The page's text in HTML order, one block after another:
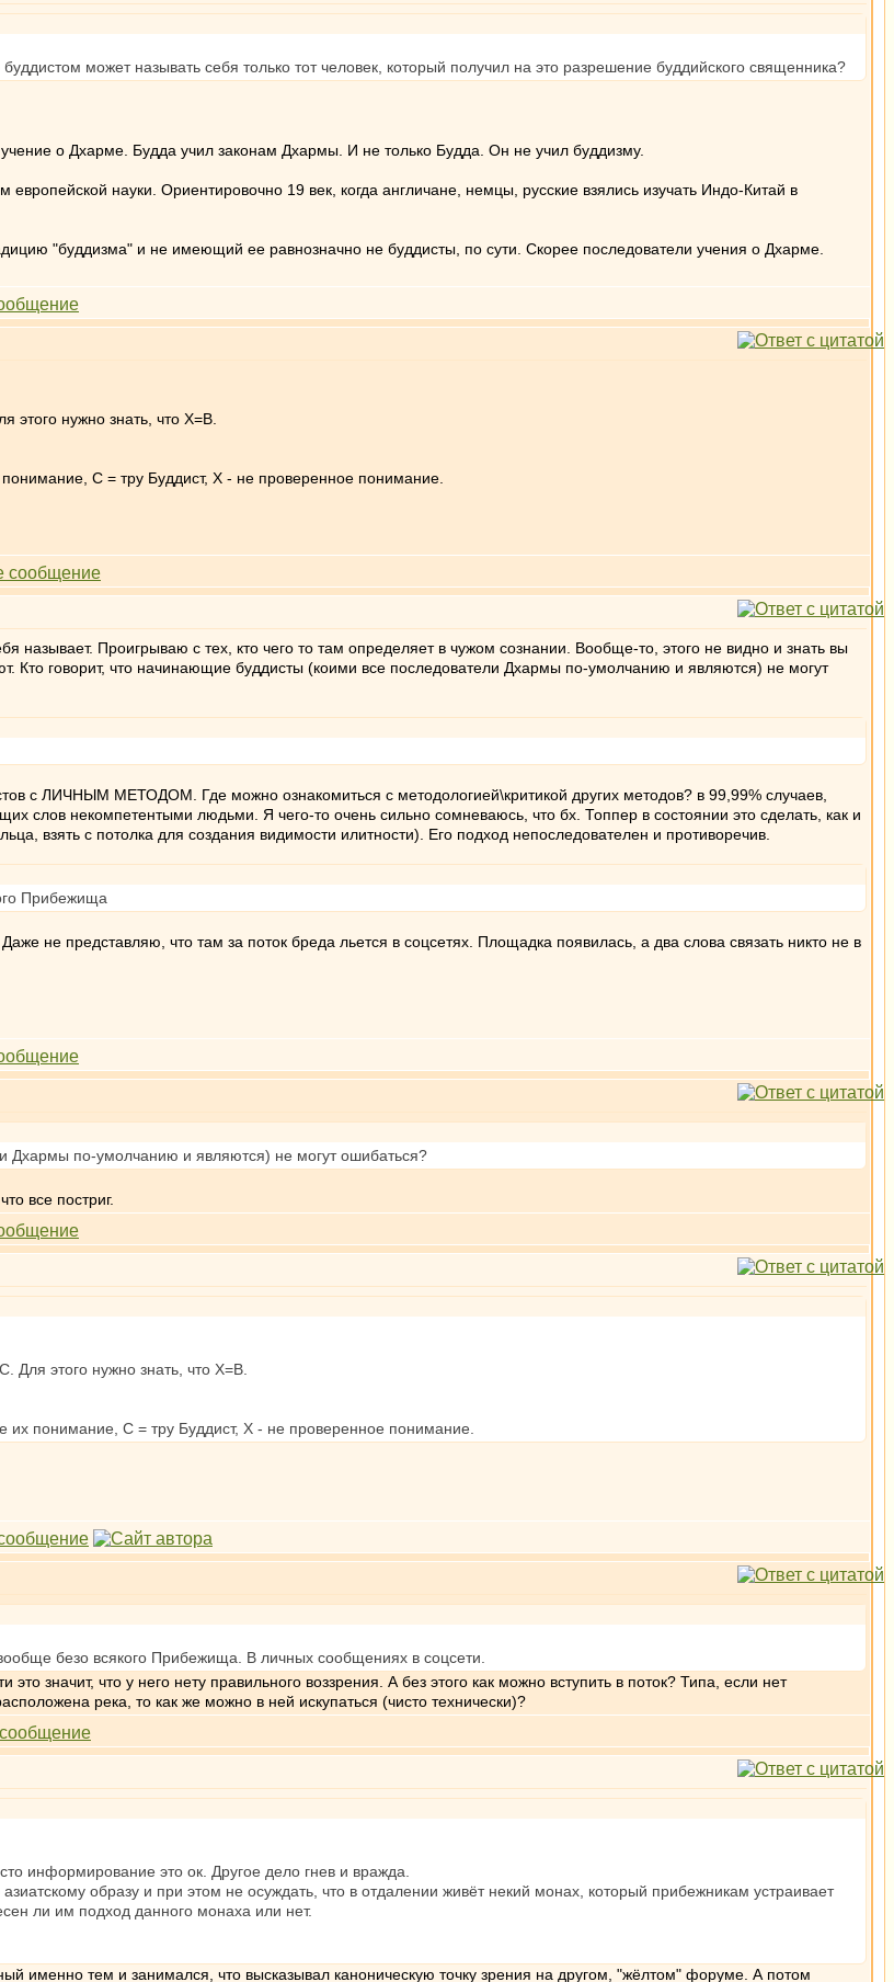
может называть себя только тот человек, который получил на это разрешение буддийского священника?
о Дхарме. Будда учил законам Дхармы. И не только Будда. Он не учил буддизму.
науки. Ориентировочно 19 век, когда англичане, немцы, русские взялись изучать Индо-Китай в
"буддизма" и не имеющий ее равнозначно не буддисты, по сути. Скорее последователи учения о Дхарме.
этого нужно знать, что Х=В.
С = тру Буддист, Х - не проверенное понимание.
называет. Проигрываю с тех, кто чего то там определяет в чужом сознании. Вообще-то, этого не видно и знать вы
Кто говорит, что начинающие буддисты (коими все последователи Дхармы по-умолчанию и являются) не могут
с ЛИЧНЫМ МЕТОДОМ. Где можно ознакомиться с методологией\критикой других методов? в 99,99% случаев,
слов некомпетентыми людьми. Я чего-то очень сильно сомневаюсь, что бх. Топпер в состоянии это сделать, как и
взять с потолка для создания видимости илитности). Его подход непоследователен и противоречив.
Прибежища
не представляю, что там за поток бреда льется в соцсетях. Площадка появилась, а два слова связать никто не в
Дхармы по-умолчанию и являются) не могут ошибаться?
все постриг.
Для этого нужно знать, что Х=В.
понимание, С = тру Буддист, Х - не проверенное понимание.
безо всякого Прибежища. В личных сообщениях в соцсети.
значит, что у него нету правильного воззрения. А без этого как можно вступить в поток? Типа, если нет
река, то как же можно в ней искупаться (чисто технически)?
информирование это ок. Другое дело гнев и вражда.
образу и при этом не осуждать, что в отдалении живёт некий монах, который прибежникам устраивает
ли им подход данного монаха или нет.
именно тем и занимался, что высказывал каноническую точку зрения на другом, "жёлтом" форуме. А потом